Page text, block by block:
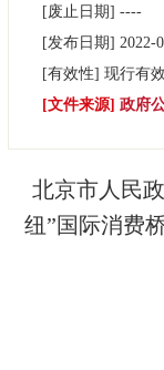
市领导
决策公开
[废止日期] ----
[发布日期] 2022-
[有效性] 现行有效
[文件来源] 政府
北京市人民
纽”国际消费